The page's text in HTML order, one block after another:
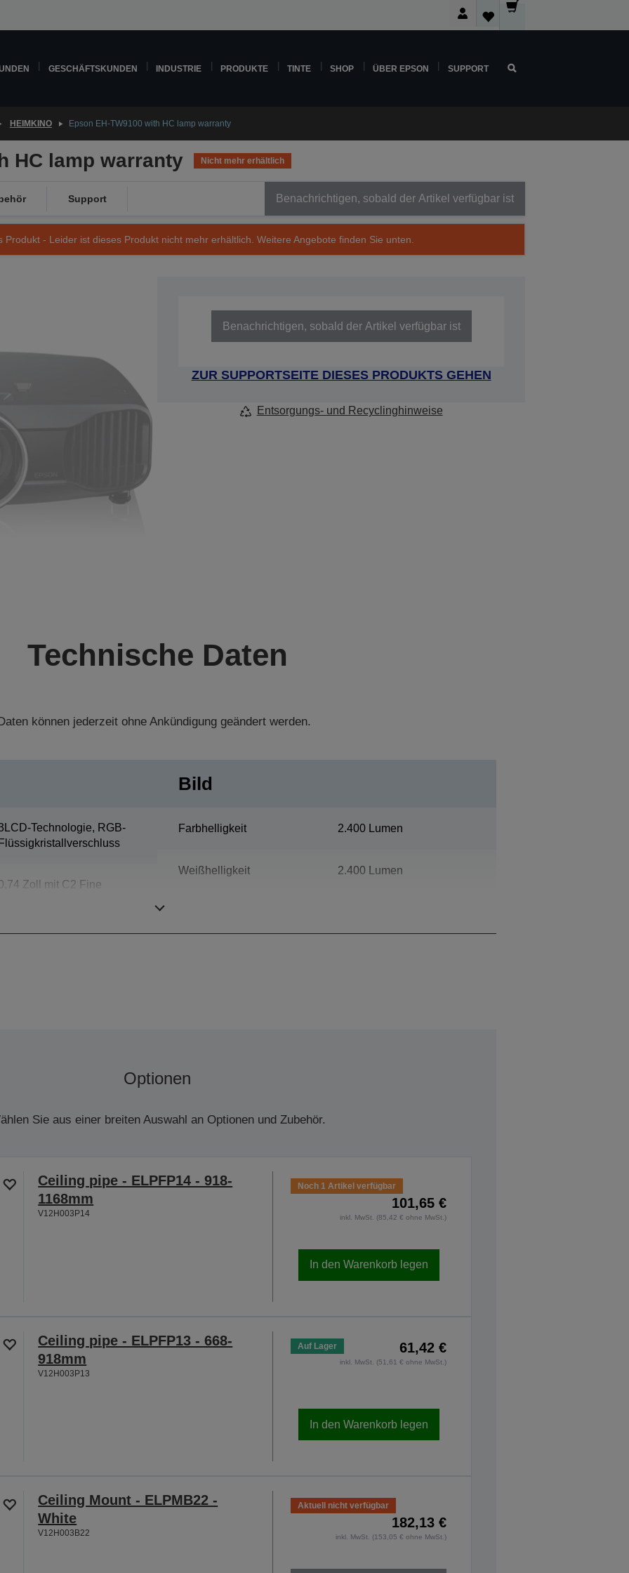
GESCHÄFTSKUNDEN INDUSTRIE PRODUKTE TINTE SHOP ÜBER EPSON SUPPORT
HEIMKINO Epson EH-TW9100 with HC lamp warranty
HC lamp warranty Nicht mehr erhältlich
Support Benachrichtigen, sobald der Artikel verfügbar ist
Produkt - Leider ist dieses Produkt nicht mehr erhältlich. Weitere Angebote finden Sie unten.
Benachrichtigen, sobald der Artikel verfügbar ist
ZUR SUPPORTSEITE DIESES PRODUKTS GEHEN
Entsorgungs- und Recyclinghinweise
Technische Daten
können jederzeit ohne Ankündigung geändert werden.
Technologie, RGB-
Zoll mit C2 Fine
Bild
Farbhelligkeit 2.400 Lumen
Weißhelligkeit 2.400 Lumen
Optionen
Sie aus einer breiten Auswahl an Optionen und Zubehör.
Ceiling pipe - ELPFP14 - 918-
1168mm
V12H003P14
Noch 1 Artikel verfügbar
101,65 €
inkl. MwSt. (85,42 € ohne MwSt.)
In den Warenkorb legen
Ceiling pipe - ELPFP13 - 668-
918mm
V12H003P13
Auf Lager 61,42 €
inkl. MwSt. (51,61 € ohne MwSt.)
In den Warenkorb legen
Ceiling Mount - ELPMB22 -
White
V12H003B22
Aktuell nicht verfügbar
182,13 €
inkl. MwSt. (153,05 € ohne MwSt.)